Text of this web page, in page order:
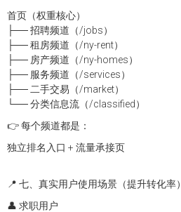
首页（权重核心）
├── 招聘频道（/jobs）
├── 租房频道（/ny-rent）
├── 房产频道（/ny-homes）
├── 服务频道（/services）
├── 二手交易（/market）
└── 分类信息流（/classified）
👉 每个频道都是：
独立排名入口 + 流量承接页
📍 七、真实用户使用场景（提升转化率）
👤 求职用户